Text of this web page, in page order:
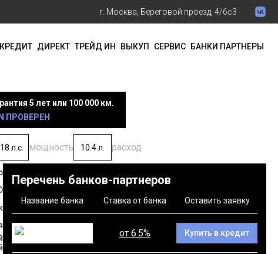
г. Москва, Береговой проезд, 4/6с3
ДИРЕКТ ТРЕЙД ИН ВЫКУП СЕРВИС БАНКИ ПАРТНЕРЫ
5 лет или 100 000 км.
ПРОВЕРЕН
л.с. мощность 10.4 л. расход
Перечень банков-партнеров
Название банка Ставка от банка Оставить заявку
от 6.5% Купить в кредит